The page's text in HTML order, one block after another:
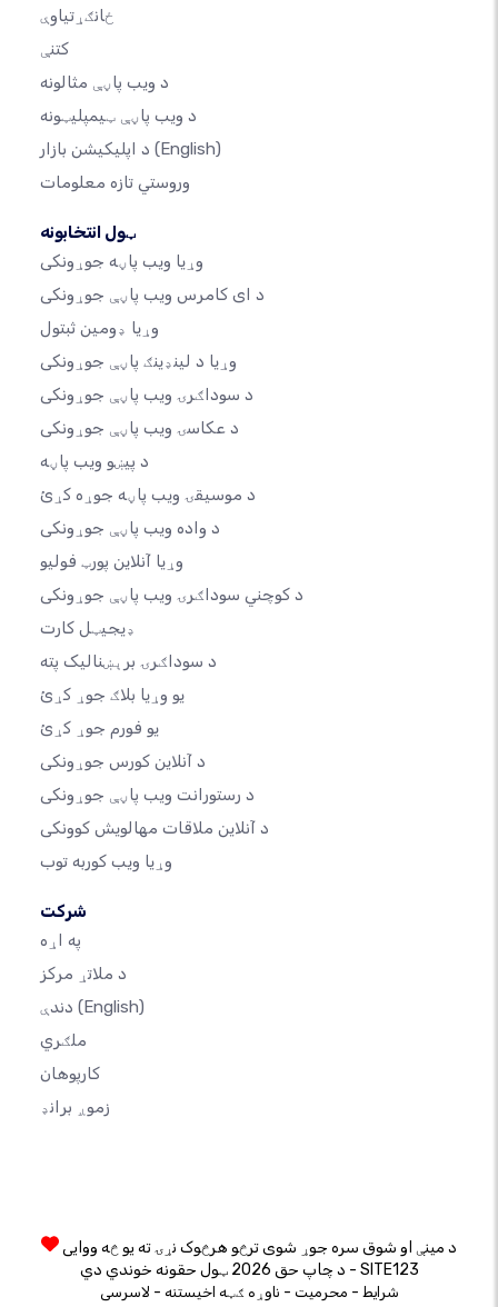
ځانګړتیاوې
کتنې
د ویب پاڼې مثالونه
د ویب پاڼې ټیمپلیټونه
(English)
وروستي تازه معلومات
ټول انتخابونه
وړیا ویب پاڼه جوړونکی
د ای کامرس ویب پاڼې جوړونکی
وړیا ډومین ثبتول
وړیا د لینډینګ پاڼې جوړونکی
د سوداګرۍ ویب پاڼې جوړونکی
د عکاسۍ ویب پاڼې جوړونکی
د پیښو ویب پاڼه
د موسیقۍ ویب پاڼه جوړه کړئ
د واده ویب پاڼې جوړونکی
وړیا آنلاین پورټ فولیو
د کوچني سوداګرۍ ویب پاڼې جوړونکی
ډیجیټل کارت
د سوداګرۍ برېښنالیک پته
یو وړیا بلاګ جوړ کړئ
یو فورم جوړ کړئ
د آنلاین کورس جوړونکی
د رستورانت ویب پاڼې جوړونکی
د آنلاین ملاقات مهالویش کوونکی
وړیا ویب کوربه توب
شرکت
په اړه
د ملاتړ مرکز
(English)
ملګري
کارپوهان
زموږ برانډ
د مینې او شوق سره جوړ شوی ترڅو هرڅوک نړۍ ته یو څه ووایی
د چاپ حق 2026 ټول حقونه خوندي دي - SITE123
شرایط - محرمیت - ناوړه ګټه اخیستنه - لاسرسی